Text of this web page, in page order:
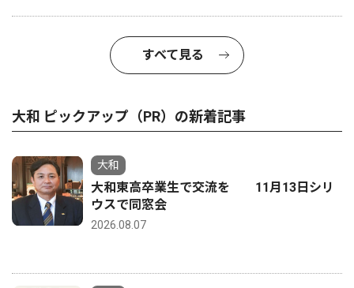
すべて見る
大和 ピックアップ（PR）の新着記事
大和
大和東高卒業生で交流を 11月13日シリ
ウスで同窓会
2026.08.07